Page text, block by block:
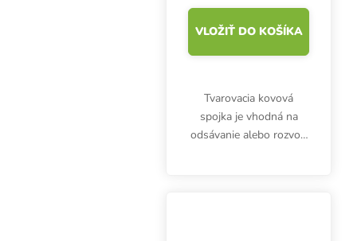
VLOŽIŤ DO KOŠÍKA
Tvarovacia kovová
spojka je vhodná na
odsávanie alebo rozvod